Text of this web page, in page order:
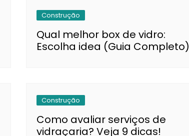
Construção
Qual melhor box de vidro:
Escolha idea (Guia Completo)
Construção
Como avaliar serviços de
vidraçaria? Veja 9 dicas!